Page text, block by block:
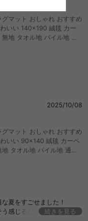
弾力あるかんじ
い
ュー見ましたが、わたし
です
マット おしゃれ おすすめ
いい 140×190 絨毯 カー
地 タオル地 パイル地 通
2025/10/08
マット おしゃれ おすすめ
いい 90×140 絨毯 カーペ
タオル地 パイル地 通年
ット対応 床暖房
夏をすごせました！
感じるだけかもですが(
続きを見る